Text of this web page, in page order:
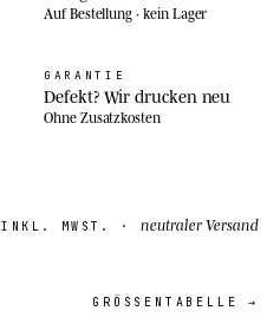
Auf Bestellung · kein Lager
GARANTIE
Defekt? Wir drucken neu
Ohne Zusatzkosten
INKL. MWST. · neutraler Versand
GRÖSSENTABELLE →